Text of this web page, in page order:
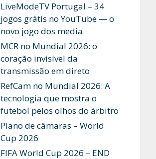
LiveModeTV Portugal – 34
jogos grátis no YouTube — o
novo jogo dos media
MCR no Mundial 2026: o
coração invisível da
transmissão em direto
RefCam no Mundial 2026: A
tecnologia que mostra o
futebol pelos olhos do árbitro
Plano de câmaras – World
Cup 2026
FIFA World Cup 2026 – END